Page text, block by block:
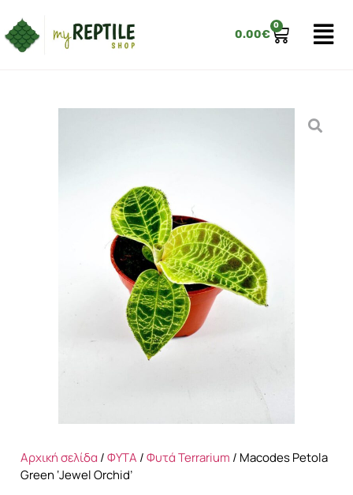
0.00€
0
Αρχική σελίδα /ΦΥΤΑ /Φυτά Terrarium / Macodes Petola
Green ‘Jewel Orchid’